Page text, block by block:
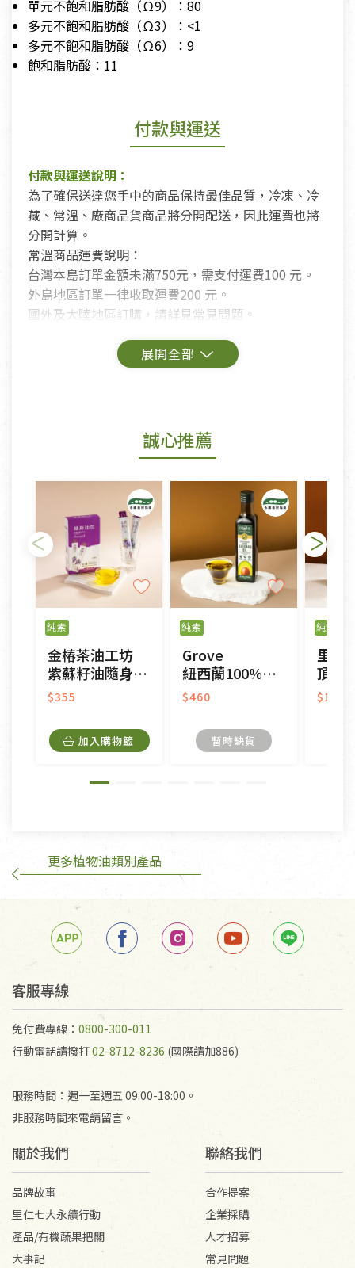
單元不飽和脂肪酸（Ω9）：80
多元不飽和脂肪酸（Ω3）：<1
多元不飽和脂肪酸（Ω6）：9
飽和脂肪酸：11
付款與運送
付款與運送說明：
為了確保送達您手中的商品保持最佳品質，冷凍、冷
藏、常溫、廠商品貨商品將分開配送，因此運費也將
分開計算。
常溫商品運費說明：
台灣本島訂單金額未滿750元，需支付運費100 元。
外島地區訂單一律收取運費200 元。
國外及大陸地區訂購，請詳見常見問題。
鑑賞期商品說明：
若您購買的商品有下列「不適用七天鑑賞期商品」情
形者，除商品瑕疵以外，恕不接受退換貨.
依消保法之規定提供該商品七天免費鑑賞期(含例假
日)的服務，原則上若商品未經使用或被汙損(除商品
瑕疵)，一般皆可申請退換貨。
不適用七天鑑賞期商品：
以數位或電磁紀錄形式儲存之商品、易於變質或損壞
之商品、以及性質上無法或不適合退換之商品：如
CD、VCD、DVD、電腦軟體，若產品瑕疵無法讀取僅
接受原片換新。
衣飾鞋類-如T恤，如於送達後水洗或污損者。
美容保養用品、內衣褲、襪子、口罩等私人消耗性產
內衣褲、襪子、口罩個人衛生用品除商品本身有瑕疵
外,依據《通訊交易解除權合理例外情事適用準
訂購手抄稿退貨需知：
箱退回。
若未保持原包裝方式或未使用原箱退回，導致書籍有
任何折損、磨損、污損或凹角，將不接受退貨，也不
不接受退貨之手抄稿，為敬重法寶故，里仁網購無法
代為結緣處理等。 若需將手抄稿寄還給消費者，因而
產生的運費100元/箱將由消費者負擔。
誠心推薦
純素
金椿茶油工坊
紫蘇籽油隨身油包
$355
加入購物籃
純素
Grove
紐西蘭100%頂級冷壓初榨純酪梨油
$460
暫時缺貨
純素
里仁
頂級初
更多植物油類別產品
客服專線
免付費專線： 0800-300-011
行動電話請撥打02-8712-8236 (國際請加886)
服務時間：週一至週五 09:00-18:00。
非服務時間來電請留言。
關於我們
品牌故事
里仁七大永續行動
產品/有機蔬果把關
大事記
聯絡我們
合作提案
企業採購
人才招募
常見問題